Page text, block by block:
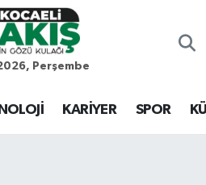
Perşembe
KARİYER SPOR